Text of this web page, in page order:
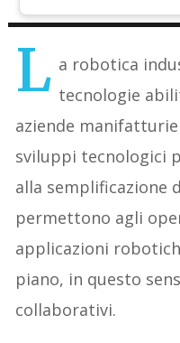
L a robotica
tecnologie
aziende
sviluppi tecnologici
alla semplificazione
permettono agli
applicazioni
piano, in questo
collaborativi.